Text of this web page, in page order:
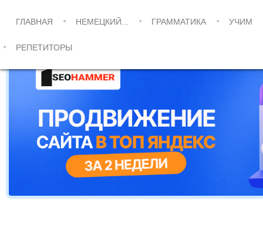
ГЛАВНАЯ НЕМЕЦКИЙ... ГРАММАТИКА УЧИМ
РЕПЕТИТОРЫ